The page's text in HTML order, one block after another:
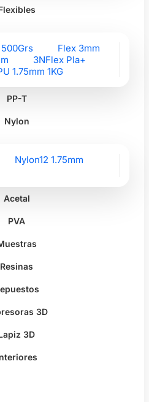
500Grs
Flex 3mm
3NFlex Pla+
1.75mm 1KG
PP-T
Nylon
Nylon12 1.75mm
Acetal
PVA
Resinas
3D
3D